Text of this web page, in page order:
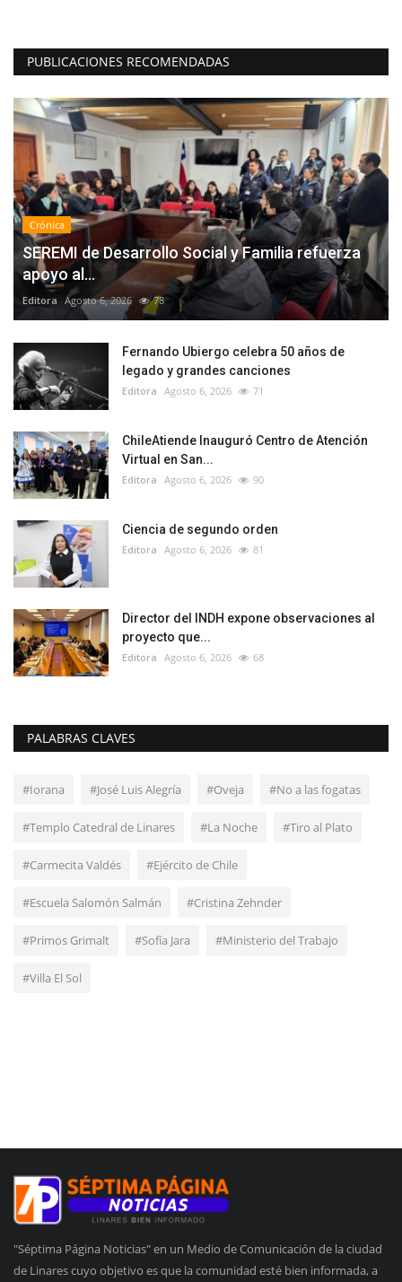
PUBLICACIONES RECOMENDADAS
Crónica
SEREMI de Desarrollo Social y Familia refuerza
apoyo al...
Editora Agosto 6, 2026 78
Fernando Ubiergo celebra 50 años de
legado y grandes canciones
Editora Agosto 6, 2026 71
ChileAtiende Inauguró Centro de Atención
Virtual en San...
Editora Agosto 6, 2026 90
Ciencia de segundo orden
Editora Agosto 6, 2026 81
Director del INDH expone observaciones al
proyecto que...
Editora Agosto 6, 2026 68
PALABRAS CLAVES
#Iorana #José Luis Alegría #Oveja #No a las fogatas
#Templo Catedral de Linares #La Noche #Tiro al Plato
#Carmecita Valdés #Ejército de Chile
#Escuela Salomón Salmán #Cristina Zehnder
#Primos Grimalt #Sofía Jara #Ministerio del Trabajo
#Villa El Sol
"Séptima Página Noticias" en un Medio de Comunicación de la ciudad
de Linares cuyo objetivo es que la comunidad esté bien informada, a